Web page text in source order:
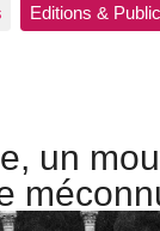
Editions &
un